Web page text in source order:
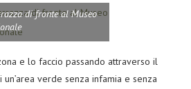
di fronte al Museo
e lo faccio passando attraverso il
verde senza infamia e senza